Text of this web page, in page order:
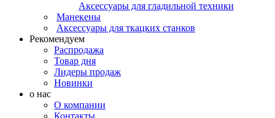
Аксессуары для гладильной техники
Манекены
Аксессуары для ткацких станков
Рекомендуем
Распродажа
Товар дня
Лидеры продаж
Новинки
о нас
О компании
Контакты